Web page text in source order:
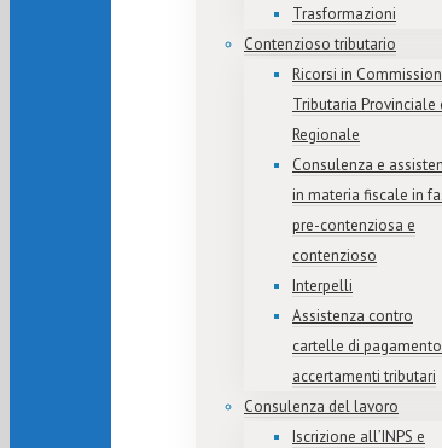
Trasformazioni
Contenzioso tributario
Ricorsi in
Tributaria Provinciale
Regionale
Consulenza e
in materia fiscale in
pre-contenziosa e
contenzioso
Interpelli
Assistenza contro
cartelle di
accertamenti tributari
Consulenza del lavoro
Iscrizione all’INPS e